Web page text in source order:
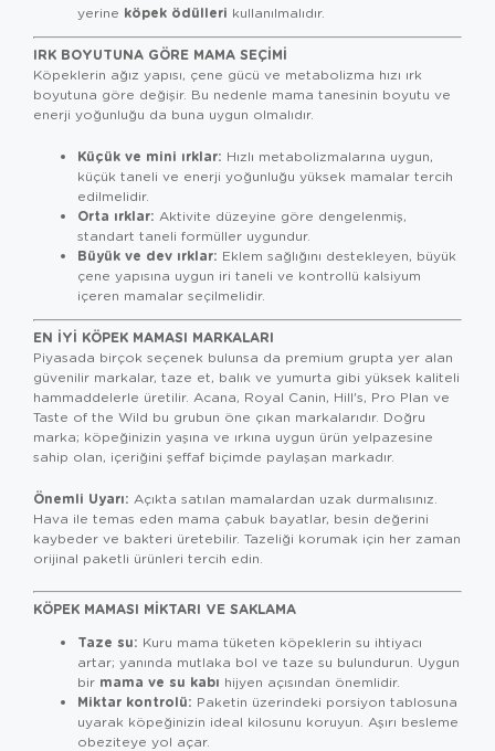
yerine köpek ödülleri kullanılmalıdır.
IRK BOYUTUNA GÖRE MAMA SEÇIMI
Köpeklerin ağız yapısı, çene gücü ve metabolizma hızı ırk
boyutuna göre değişir. Bu nedenle mama tanesinin boyutu ve
enerji yoğunluğu da buna uygun olmalıdır.
Küçük ve mini ırklar: Hızlı metabolizmalarına uygun,
küçük taneli ve enerji yoğunluğu yüksek mamalar tercih
edilmelidir.
Orta ırklar: Aktivite düzeyine göre dengelenmiş,
standart taneli formüller uygundur.
Büyük ve dev ırklar: Eklem sağlığını destekleyen, büyük
çene yapısına uygun iri taneli ve kontrollü kalsiyum
içeren mamalar seçilmelidir.
EN İYI KÖPEK MAMASI MARKALARI
Piyasada birçok seçenek bulunsa da premium grupta yer alan
güvenilir markalar, taze et, balık ve yumurta gibi yüksek kaliteli
hammaddelerle üretilir. Acana, Royal Canin, Hill's, Pro Plan ve
Taste of the Wild bu grubun öne çıkan markalarıdır. Doğru
marka; köpeğinizin yaşına ve ırkına uygun ürün yelpazesine
sahip olan, içeriğini şeffaf biçimde paylaşan markadır.
Önemli Uyarı: Açıkta satılan mamalardan uzak durmalısınız.
Hava ile temas eden mama çabuk bayatlar, besin değerini
kaybeder ve bakteri üretebilir. Tazeliği korumak için her zaman
orijinal paketli ürünleri tercih edin.
KÖPEK MAMASI MIKTARI VE SAKLAMA
Taze su: Kuru mama tüketen köpeklerin su ihtiyacı
artar; yanında mutlaka bol ve taze su bulundurun. Uygun
bir mama ve su kabı hijyen açısından önemlidir.
Miktar kontrolü: Paketin üzerindeki porsiyon tablosuna
uyarak köpeğinizin ideal kilosunu koruyun. Aşırı besleme
obeziteye yol açar.